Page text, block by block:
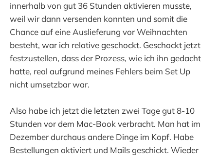
innerhalb von gut 36 Stunden aktivieren musste,
weil wir dann versenden konnten und somit die
Chance auf eine Auslieferung vor Weihnachten
besteht, war ich relative geschockt. Geschockt jetzt
festzustellen, dass der Prozess, wie ich ihn gedacht
hatte, real aufgrund meines Fehlers beim Set Up
nicht umsetzbar war.
Also habe ich jetzt die letzten zwei Tage gut 8-10
Stunden vor dem Mac-Book verbracht. Man hat im
Dezember durchaus andere Dinge im Kopf. Habe
Bestellungen aktiviert und Mails geschickt. Wieder